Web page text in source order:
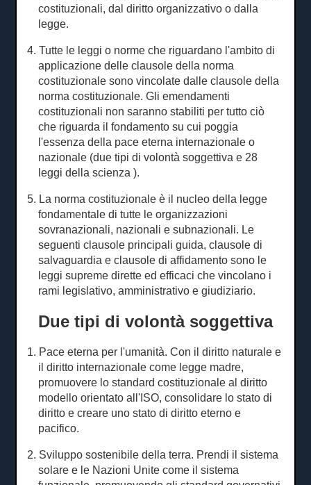
costituzionali, dal diritto organizzativo o dalla
legge.
4. Tutte le leggi o norme che riguardano l'ambito di
applicazione delle clausole della norma
costituzionale sono vincolate dalle clausole della
norma costituzionale.Gli emendamenti
costituzionali non saranno stabiliti per tutto ciò
che riguarda il fondamento su cui poggia
l'essenza della pace eterna internazionale o
nazionale (due tipi di volontà soggettiva e 28
leggi della scienza ).
5. La norma costituzionale è il nucleo della legge
fondamentale di tutte le organizzazioni
sovranazionali, nazionali e subnazionali. Le
seguenti clausole principali guida, clausole di
salvaguardia e clausole di affidamento sono le
leggi supreme dirette ed efficaci che vincolano i
rami legislativo, amministrativo e giudiziario.
Due tipi di volontà soggettiva
1. Pace eterna per l'umanità.Con il diritto naturale e
il diritto internazionale come legge madre,
promuovere lo standard costituzionale al diritto
modello orientato all'ISO, consolidare lo stato di
diritto e creare uno stato di diritto eterno e
pacifico.
2. Sviluppo sostenibile della terra. Prendi il sistema
solare e le Nazioni Unite come il sistema